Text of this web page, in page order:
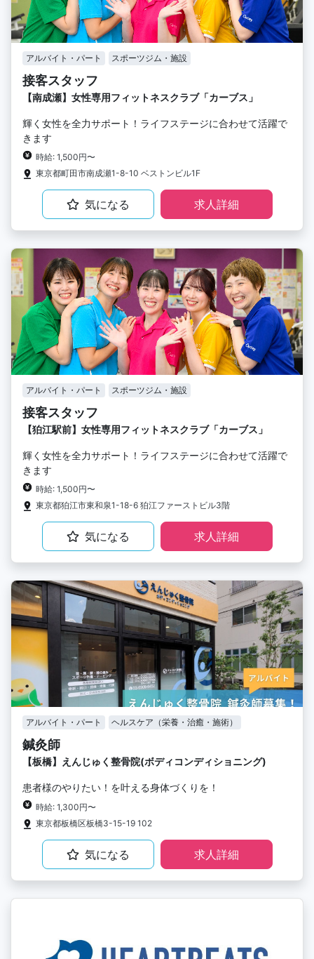
アルバイト・パート スポーツジム・施設
接客スタッフ
【南成瀬】女性専用フィットネスクラブ「カーブス」
輝く女性を全力サポート！ライフステージに合わせて活躍で
きます
時給: 1,500円〜
東京都町田市南成瀬1-8-10 ベストンビル1F
気になる 求人詳細
アルバイト・パート スポーツジム・施設
接客スタッフ
【狛江駅前】女性専用フィットネスクラブ「カーブス」
輝く女性を全力サポート！ライフステージに合わせて活躍で
きます
時給: 1,500円〜
東京都狛江市東和泉1-18-6 狛江ファーストビル3階
気になる 求人詳細
アルバイト・パート ヘルスケア（栄養・治癒・施術）
鍼灸師
【板橋】えんじゅく整骨院(ボディコンディショニング)
患者様のやりたい！を叶える身体づくりを！
時給: 1,300円〜
東京都板橋区板橋3-15-19 102
気になる 求人詳細